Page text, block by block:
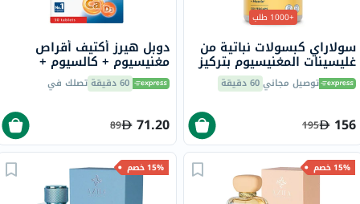
+1000 طلب
سولاراي كبسولات نباتية من
غليسينات المغنيسيوم بتركيز
350 ملجم لصحة العظام
والعضلات حزمة من 120
توصيل مجاني60 دقيقة
156
195
دوبل هيرز أكتيف أقراص
مغنيسيوم + كالسيوم +
فيتامين D3 لدعم العضلات
والعظام، حزمة من 30
60 دقيقة تصلك في
71.20
89
15% خصم 15% خصم